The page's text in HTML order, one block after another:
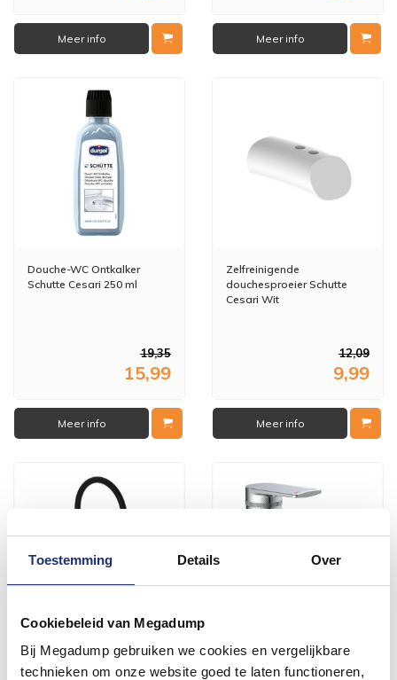
Toestemming Details Over
Cookiebeleid van Megadump
Bij Megadump gebruiken we cookies en vergelijkbare
technieken om onze website goed te laten functioneren,
Meer info Meer info
Douche-WC Ontkalker
Schutte Cesari 250 ml
19,35
15,99
Meer info
Zelfreinigende
douchesproeier Schutte
Cesari Wit
12,09
9,99
Meer info
Mengkraan Schutte Miami
Mat Grafiet
Mengkraan Schutte
Liverpool Messing Chroom